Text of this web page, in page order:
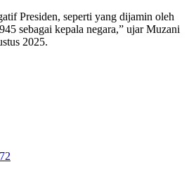
Presiden, seperti yang dijamin oleh
sebagai kepala negara,” ujar Muzani
2025.